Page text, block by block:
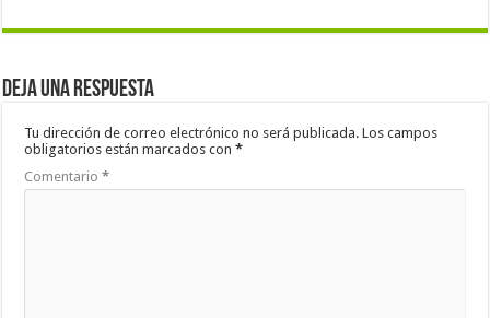
Deja una respuesta
Tu dirección de correo electrónico no será publicada. Los campos
obligatorios están marcados con*
Comentario*